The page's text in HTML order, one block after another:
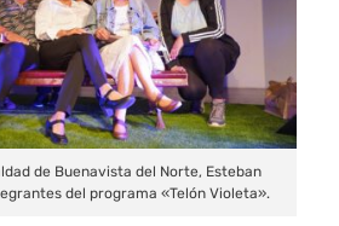
de Buenavista del Norte, Esteban
del programa «Telón Violeta».